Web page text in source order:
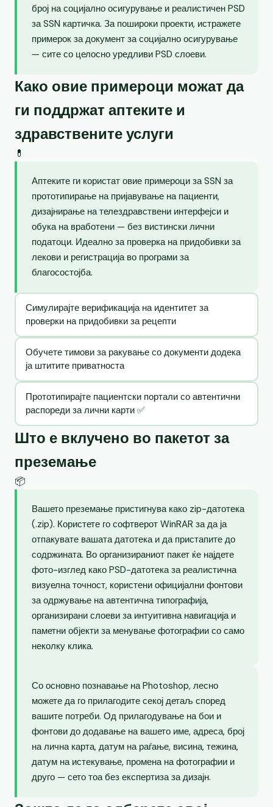
број на социјално осигурување и реалистичен PSD
за SSN картичка. За пошироки проекти, истражете
примерок за документ за социјално осигурување
— сите со целосно уредливи PSD слоеви.
Како овие примероци можат да
ги поддржат аптеките и
здравствените услуги
💊
Аптеките ги користат овие примероци за SSN за
прототипирање на пријавување на пациенти,
дизајнирање на телездравствени интерфејси и
обука на вработени — без вистински лични
податоци. Идеално за проверка на придобивки за
лекови и регистрација во програми за
благосостојба.
Симулирајте верификација на идентитет за
проверки на придобивки за рецепти
Обучете тимови за ракување со документи додека
ја штитите приватноста
Прототипирајте пациентски портали со автентични
распореди за лични карти ✅
Што е вклучено во пакетот за
преземање
📦
Вашето преземање пристигнува како zip-датотека
(.zip). Користете го софтверот WinRAR за да ја
отпакувате вашата датотека и да пристапите до
содржината. Во организираниот пакет ќе најдете
фото-изглед како PSD-датотека за реалистична
визуелна точност, користени официјални фонтови
за одржување на автентична типографија,
организирани слоеви за интуитивна навигација и
паметни објекти за менување фотографии со само
неколку клика.
Со основно познавање на Photoshop, лесно
можете да го прилагодите секој детаљ според
вашите потреби. Од прилагодување на бои и
фонтови до додавање на вашето име, адреса, број
на лична карта, датум на раѓање, висина, тежина,
датум на истекување, промена на фотографии и
друго — сето тоа без експертиза за дизајн.